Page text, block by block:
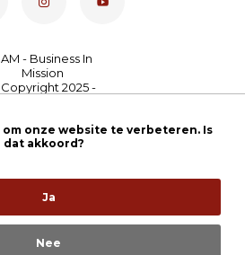
4,7- bekijk
100+ reviews
om onze website te verbeteren. Is
dat akkoord?
Ja
Nee